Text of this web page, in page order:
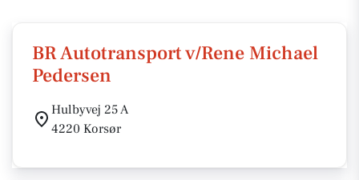
BR Autotransport v/Rene Michael
Pedersen
Hulbyvej 25 A
4220 Korsør